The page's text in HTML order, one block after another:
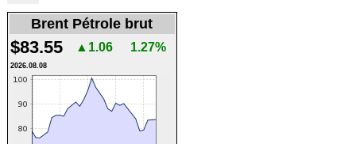
Brent Pétrole brut
$83.55 ▲1.06 1.27%
2026.08.08